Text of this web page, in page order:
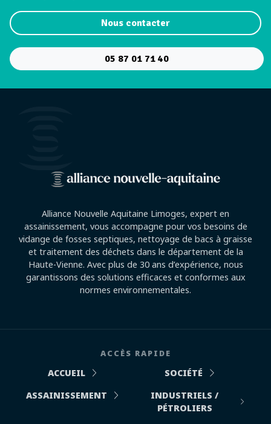
Nous contacter
05 87 01 71 40
Alliance Nouvelle Aquitaine Limoges, expert en
assainissement, vous accompagne pour vos besoins de
vidange de fosses septiques, nettoyage de bacs à graisse
et traitement des déchets dans le département de la
Haute-Vienne. Avec plus de 30 ans d’expérience, nous
garantissons des solutions efficaces et conformes aux
normes environnementales.
ACCÈS RAPIDE
ACCUEIL
SOCIÉTÉ
ASSAINISSEMENT
INDUSTRIELS /
PÉTROLIERS